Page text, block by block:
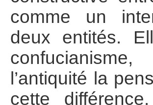
comme un
deux entités.
l’antiquité la
cette